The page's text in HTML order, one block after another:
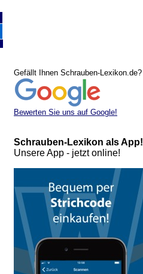
Gefällt Ihnen Schrauben-Lexikon.de?
Bewerten Sie uns auf Google!
Schrauben-Lexikon als App!
Unsere App - jetzt online!